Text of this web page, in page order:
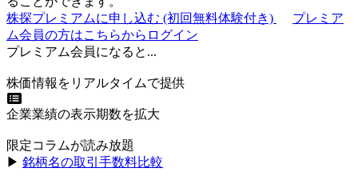
株探プレミアムに申し込む (初回無料体験付き)
プレミア
ム会員の方はこちらからログイン
プレミアム会員になると...
株価情報をリアルタイムで提供
企業業績の表示期数を拡大
限定コラムが読み放題
▶︎ 銘柄名の取引手数料比較